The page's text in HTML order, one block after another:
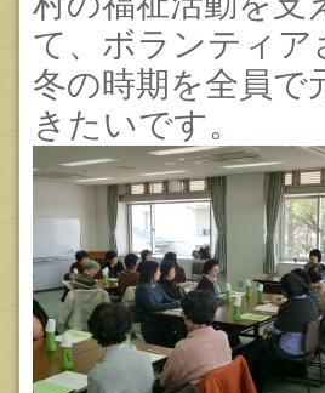
て、ボランティア
冬の時期を全員で
きたいです。